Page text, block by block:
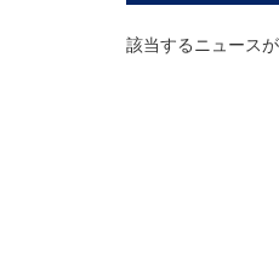
該当するニュース